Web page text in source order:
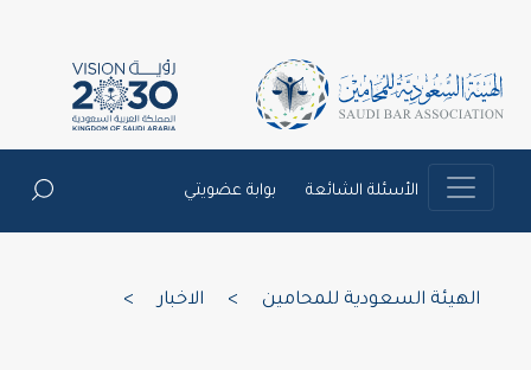
الأسئلة الشائعة بوابة عضويتي
الهيئة السعودية للمحامين الاخبار